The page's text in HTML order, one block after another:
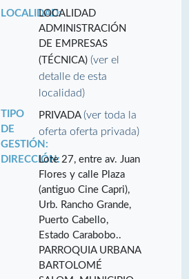
LOCALIDAD:LOCALIDAD
ADMINISTRACIÓN
DE EMPRESAS
(TÉCNICA)(ver el
detalle de esta
localidad)
TIPO
DE
GESTIÓN:
PRIVADA(ver toda la
oferta oferta privada)
DIRECCIÓN:Lote 27, entre av. Juan
Flores y calle Plaza
(antiguo Cine Capri),
Urb. Rancho Grande,
Puerto Cabello,
Estado Carabobo..
PARROQUIA URBANA
BARTOLOMÉ